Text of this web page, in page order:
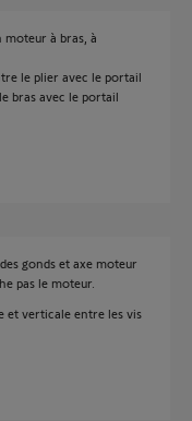
moteur à bras, à
le plier avec le portail
bras avec le portail
gonds et axe moteur
pas le moteur.
et verticale entre les vis